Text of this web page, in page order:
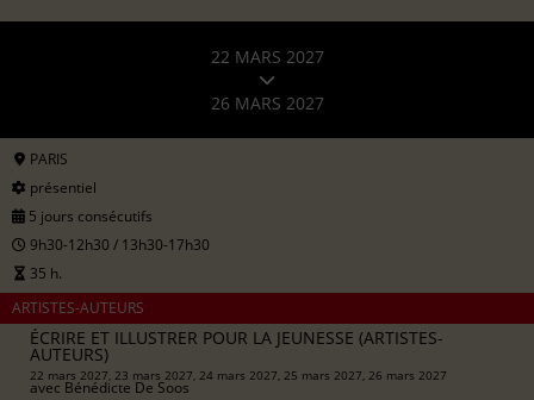
22 MARS 2027
26 MARS 2027
PARIS
présentiel
5 jours consécutifs
9h30-12h30 / 13h30-17h30
35 h.
ARTISTES-AUTEURS
ÉCRIRE ET ILLUSTRER POUR LA JEUNESSE (ARTISTES-
AUTEURS)
22 mars 2027, 23 mars 2027, 24 mars 2027, 25 mars 2027, 26 mars 2027
avec Bénédicte De Soos